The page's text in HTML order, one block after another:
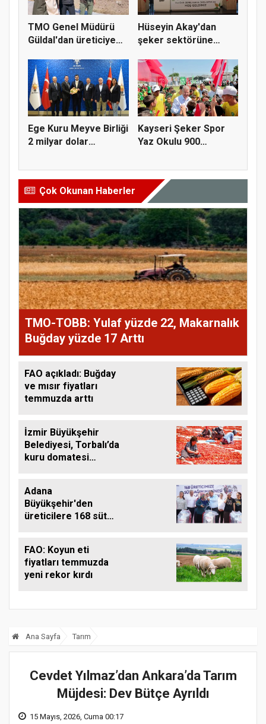
TMO Genel Müdürü
Güldal'dan üreticiye
Hüseyin Akay'dan
şeker sektörüne
Ege Kuru Meyve Birliği
2 milyar dolar
Kayseri Şeker Spor
Yaz Okulu 900
Çok Okunan Haberler
TMO-TOBB: Yulaf yüzde 22, Makarnalık
Buğday yüzde 17 Arttı
FAO açıkladı: Buğday
ve mısır fiyatları
temmuzda arttı
İzmir Büyükşehir
Belediyesi, Torbalı’da
kuru domatesi
Adana
Büyükşehir'den
üreticilere 168 süt
FAO: Koyun eti
fiyatları temmuzda
yeni rekor kırdı
Ana Sayfa Tarım
Cevdet Yılmaz’dan Ankara’da Tarım
Müjdesi: Dev Bütçe Ayrıldı
15 Mayıs, 2026, Cuma 00:17